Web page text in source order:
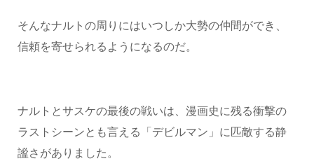
そんなナルトの周りにはいつしか大勢の仲間ができ、
信頼を寄せられるようになるのだ。
ナルトとサスケの最後の戦いは、漫画史に残る衝撃の
ラストシーンとも言える「デビルマン」に匹敵する静
謐さがありました。